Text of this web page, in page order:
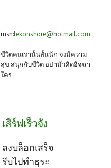
msn:lekonshore@hotmail.com
ชีวิตคนเรานั้นสั้นนัก จงมีความ
สุข สนุกกับชีวิต อย่ามัวคิดอิจฉา
ใคร
เสิร์ฟเร็วจัง
ลงบล็อกเสร็จ
รีบไปทำธุระ